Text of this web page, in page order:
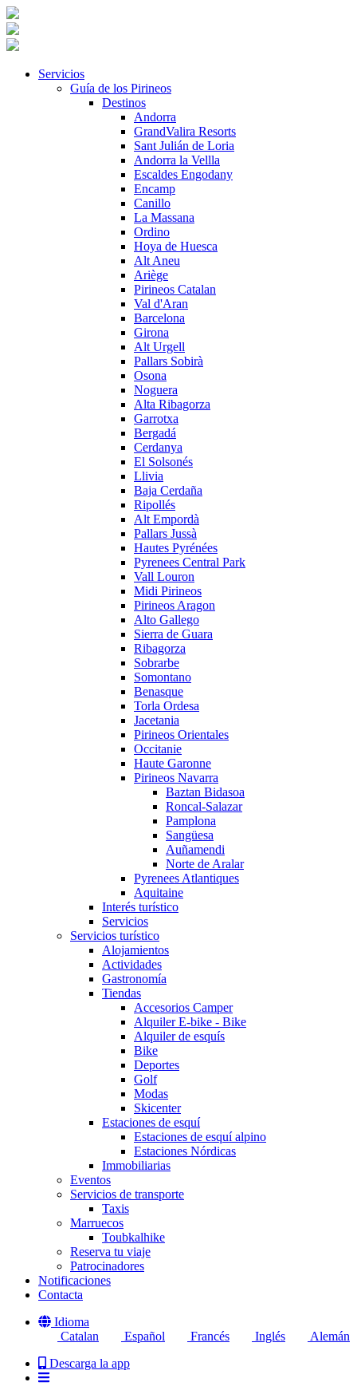
Servicios
Guía de los Pirineos
Destinos
Andorra
GrandValira Resorts
Sant Julián de Loria
Andorra la Vellla
Escaldes Engodany
Encamp
Canillo
La Massana
Ordino
Hoya de Huesca
Alt Aneu
Ariège
Pirineos Catalan
Val d'Aran
Barcelona
Girona
Alt Urgell
Pallars Sobirà
Osona
Noguera
Alta Ribagorza
Garrotxa
Bergadá
Cerdanya
El Solsonés
Llivia
Baja Cerdaña
Ripollés
Alt Empordà
Pallars Jussà
Hautes Pyrénées
Pyrenees Central Park
Vall Louron
Midi Pirineos
Pirineos Aragon
Alto Gallego
Sierra de Guara
Ribagorza
Sobrarbe
Somontano
Benasque
Torla Ordesa
Jacetania
Pirineos Orientales
Occitanie
Haute Garonne
Pirineos Navarra
Baztan Bidasoa
Roncal-Salazar
Pamplona
Sangüesa
Auñamendi
Norte de Aralar
Pyrenees Atlantiques
Aquitaine
Interés turístico
Servicios
Servicios turístico
Alojamientos
Actividades
Gastronomía
Tiendas
Accesorios Camper
Alquiler E-bike - Bike
Alquiler de esquís
Bike
Deportes
Golf
Modas
Skicenter
Estaciones de esquí
Estaciones de esquí alpino
Estaciones Nórdicas
Immobiliarias
Eventos
Servicios de transporte
Taxis
Marruecos
Toubkalhike
Reserva tu viaje
Patrocinadores
Notificaciones
Contacta
Idioma
Catalan
Español Francés Inglés
Alemán
Descarga la app